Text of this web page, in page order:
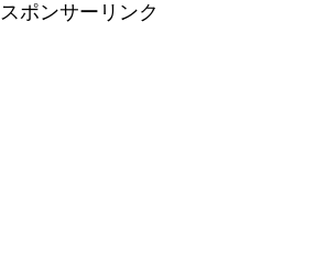
スポンサーリンク